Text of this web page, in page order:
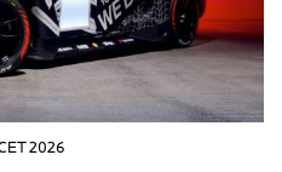
2026